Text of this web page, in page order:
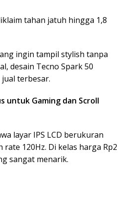
tahan jatuh hingga 1,8
ingin tampil stylish tanpa
desain Tecno Spark 50
terbesar.
untuk Gaming dan Scroll
layar IPS LCD berukuran
120Hz. Di kelas harga Rp2
sangat menarik.